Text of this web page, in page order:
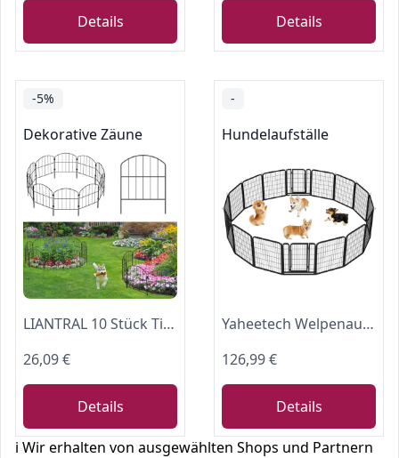
Details Details
-5%
Dekorative Zäune
LIANTRAL 10 Stück Tierzaun Metall, Dekorativer Gartenzaun Steckzaun 41 cm x 3,2 m, Gewölbtes Design, Rostfrei, Kein Graben erforderlich, Zaun für Hunde & Kaninchen, Garten, Terrasse, Hof
26,09 €
Details
-
Hundelaufställe
Yaheetech Welpenauslauf 16 Panele 80cm Hoch Metall mit 2 Türen
126,99 €
Details
ℹ️ Wir erhalten von ausgewählten Shops und Partnern